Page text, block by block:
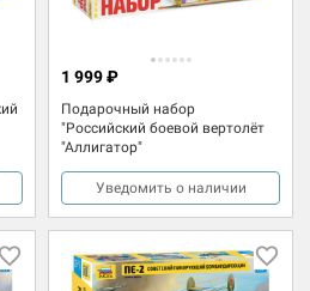
Подарочный набор
"Российский боевой вертолёт
"Аллигатор"
1 999 ₽
Уведомить о наличии